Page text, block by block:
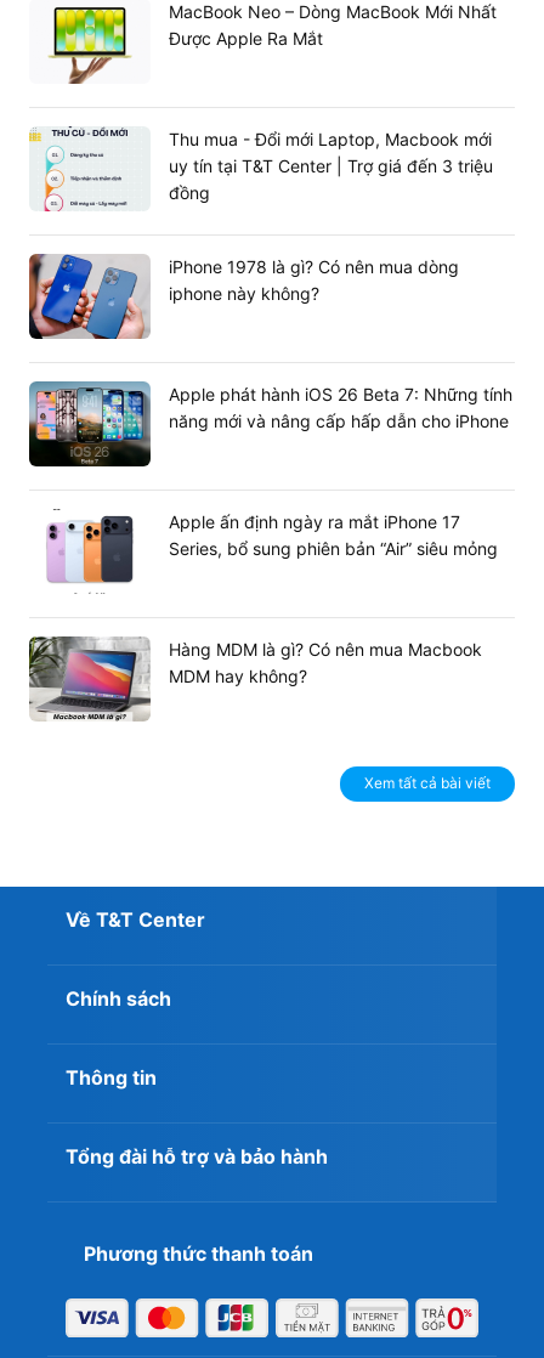
Vì sao nên mua Asus TUF Gaming F15
FX507ZM-HN123W?
Asus TUF Gaming F15là laptop gaming đáng giá với
hiệu suất tuyệt vời, đồ họa mượt mà, âm thanh chân
thật và hệ thống tản nhiệt cực kỳ hiệu quả, là sự lựa
chọn hoàn hảo dành cho bạn. Với máy, bạn sẽ có trải
mãn mọi nhu cầu làm việc và giải trí của mình.
Mua Asus TUF Gaming F15 FX507ZM-
HN123W giá tốt tại T&T Center
MacBook Neo – Dòng MacBook Mới Nhất
Được Apple Ra Mắt
Thu mua - Đổi mới Laptop, Macbook mới
uy tín tại T&T Center | Trợ giá đến 3 triệu
đồng
iPhone 1978 là gì? Có nên mua dòng
iphone này không?
Apple phát hành iOS 26 Beta 7: Những tính
năng mới và nâng cấp hấp dẫn cho iPhone
Apple ấn định ngày ra mắt iPhone 17
Series, bổ sung phiên bản “Air” siêu mỏng
Hàng MDM là gì? Có nên mua Macbook
MDM hay không?
Xem tất cả bài viết
Về T&T Center
Chính sách
Thông tin
Tổng đài hỗ trợ và bảo hành
Phương thức thanh toán